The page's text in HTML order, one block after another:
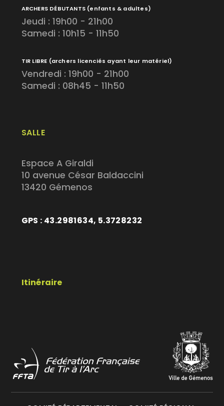
SALLE
Espace A Giraldi
10 avenue César Baldaccini
13420 Gémenos
GPS : 43.2981634, 5.3728232
Itinéraire
ARCHERS DÉBUTANTS (enfants & adultes)
Jeudi : 19h00 - 21h00
Samedi : 10h15 - 11h50
TIR LIBRE (archers licenciés ayant leur matériel)
Vendredi : 19h00 - 21h00
Samedi : 08h45 - 11h50